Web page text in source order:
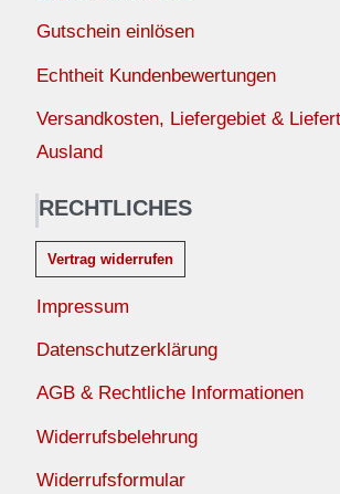
Gutschein einlösen
Echtheit Kundenbewertungen
Versandkosten, Liefergebiet &
Ausland
RECHTLICHES
Vertrag widerrufen
Impressum
Datenschutzerklärung
AGB & Rechtliche Informationen
Widerrufsbelehrung
Widerrufsformular